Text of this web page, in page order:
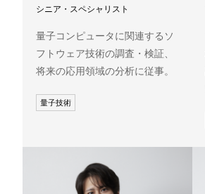
シニア・スペシャリスト
量子コンピュータに関連するソ
フトウェア技術の調査・検証、
将来の応用領域の分析に従事。
量子技術